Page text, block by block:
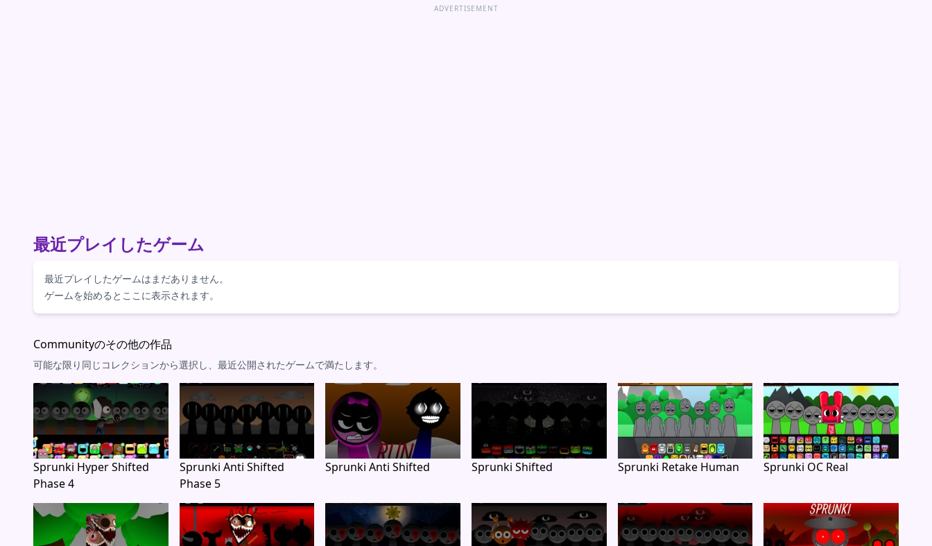
ADVERTISEMENT
最近プレイしたゲーム
最近プレイしたゲームはまだありません。
ゲームを始めるとここに表示されます。
Communityのその他の作品
可能な限り同じコレクションから選択し、最近公開されたゲームで満たします。
Sprunki Hyper Shifted
Phase 4
Sprunki Anti Shifted
Phase 5
Sprunki Anti Shifted Sprunki Shifted Sprunki Retake Human Sprunki OC Real